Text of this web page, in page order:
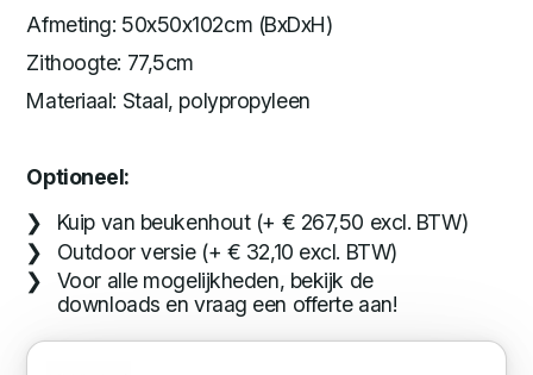
Afmeting: 50x50x102cm (BxDxH)
Zithoogte: 77,5cm
Materiaal: Staal, polypropyleen
Optioneel:
Kuip van beukenhout (+ € 267,50 excl. BTW)
Outdoor versie (+ € 32,10 excl. BTW)
Voor alle mogelijkheden, bekijk de
downloads en vraag een offerte aan!